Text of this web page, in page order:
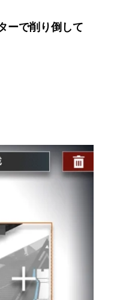
ーで削り倒して